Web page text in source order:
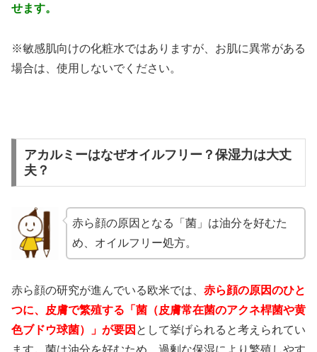
せます。
※敏感肌向けの化粧水ではありますが、お肌に異常がある
場合は、使用しないでください。
アカルミーはなぜオイルフリー？保湿力は大丈
夫？
赤ら顔の原因となる「菌」は油分を好むた
め、オイルフリー処方。
赤ら顔の研究が進んでいる欧米では、 赤ら顔の原因のひと
つに、皮膚で繁殖する「菌（皮膚常在菌のアクネ桿菌や黄
色ブドウ球菌）」が要因 として挙げられると考えられてい
ます。菌は油分を好むため、過剰な保湿により繁殖しやす